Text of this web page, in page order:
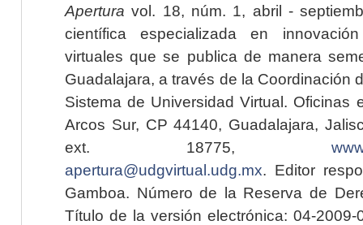
Apertura vol. 18, núm. 1, abril -
científica especializada en
virtuales que se publica de manera
Guadalajara, a través de la Coordinación
Sistema de Universidad Virtual. Oficinas
Arcos Sur, CP 44140, Guadalajara,
ext. 18775,
apertura@udgvirtual.udg.mx. Editor
Gamboa. Número de la Reserva de
Título de la versión electrónica: 04-2009-